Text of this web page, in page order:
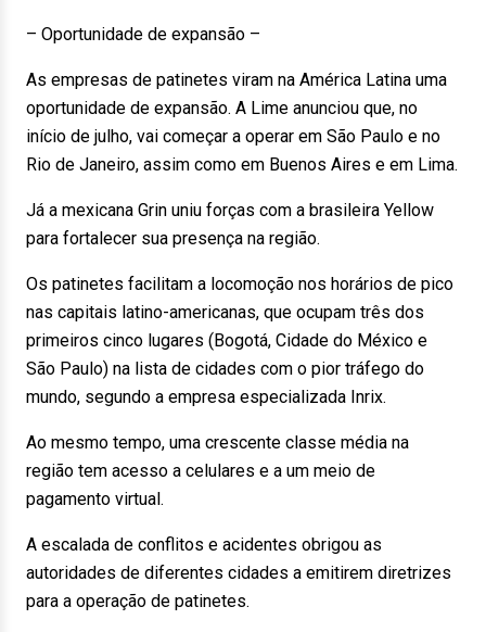
– Oportunidade de expansão –
As empresas de patinetes viram na América Latina uma
oportunidade de expansão. A Lime anunciou que, no
início de julho, vai começar a operar em São Paulo e no
Rio de Janeiro, assim como em Buenos Aires e em Lima.
Já a mexicana Grin uniu forças com a brasileira Yellow
para fortalecer sua presença na região.
Os patinetes facilitam a locomoção nos horários de pico
nas capitais latino-americanas, que ocupam três dos
primeiros cinco lugares (Bogotá, Cidade do México e
São Paulo) na lista de cidades com o pior tráfego do
mundo, segundo a empresa especializada Inrix.
Ao mesmo tempo, uma crescente classe média na
região tem acesso a celulares e a um meio de
pagamento virtual.
A escalada de conflitos e acidentes obrigou as
autoridades de diferentes cidades a emitirem diretrizes
para a operação de patinetes.